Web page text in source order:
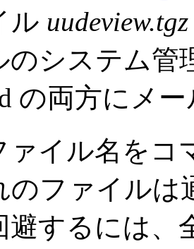
ル uudeview.tgz
のシステム管
の両方にメ
ァイル名をコ
のファイルは
避するには、